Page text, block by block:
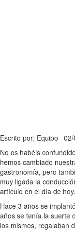
Escrito por: Equipo
No os habéis
hemos cambiado
gastronomía, pero
muy ligada la
artículo en el día de hoy.
Hace 3 años se
años se tenía la suerte
los mismos, regalaban